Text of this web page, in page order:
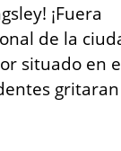
¡Fuera
de la
situado en
gritaran